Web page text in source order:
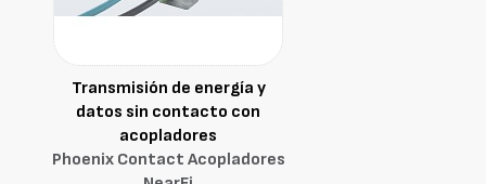
Transmisión de energía y
datos sin contacto con
acopladores
Phoenix Contact Acopladores